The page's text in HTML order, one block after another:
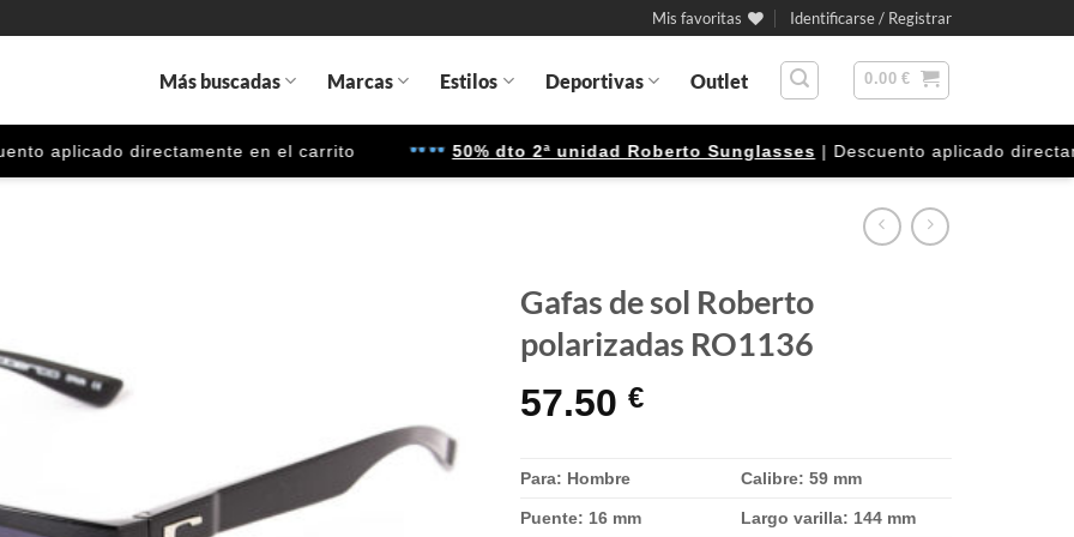
Mis favoritas Identificarse / Registrar
Más buscadas Marcas Estilos Deportivas Outlet 0.00€
aplicado directamente en el carrito 50% dto 2ª unidad Roberto Sunglasses | Descuento aplicado
Gafas de sol Roberto
polarizadas RO1136
57.50 €
Para: Hombre Calibre: 59 mm
Puente: 16 mm Largo varilla: 144 mm